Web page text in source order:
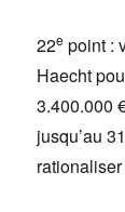
22e point :
Haecht
3.400.000
jusqu’au